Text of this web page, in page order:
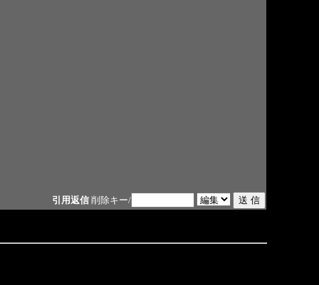
引用返信 削除キー/